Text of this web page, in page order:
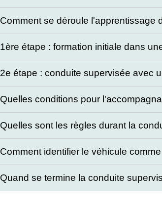
Comment se déroule l'apprentissage
1ère étape : formation initiale dans
2e étape : conduite supervisée avec
Quelles conditions pour
Quelles sont les règles durant la
Comment identifier le véhicule
Quand se termine la conduite